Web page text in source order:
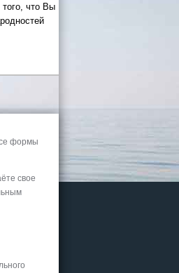
того, что Вы
формы
свое